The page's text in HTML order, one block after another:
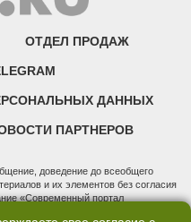
ОТДЕЛ ПРОДАЖ
ДАННЫХ
ПАРТНЕРОВ
доведение до всеобщего
и их элементов без согласия
«Современный портал